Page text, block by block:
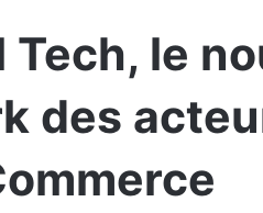
Tech, le
des